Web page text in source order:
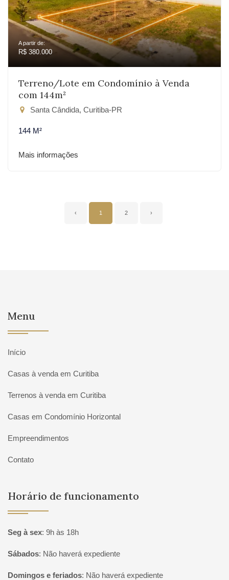
A partir de:
R$ 380.000
Terreno/Lote em Condomínio à Venda
com 144m²
Santa Cândida, Curitiba-PR
144 M²
Mais informações
‹ 1 2 ›
Menu
Início
Casas à venda em Curitiba
Terrenos à venda em Curitiba
Casas em Condomínio Horizontal
Empreendimentos
Contato
Horário de funcionamento
Seg à sex: 9h às 18h
Sábados: Não haverá expediente
Domingos e feriados: Não haverá expediente